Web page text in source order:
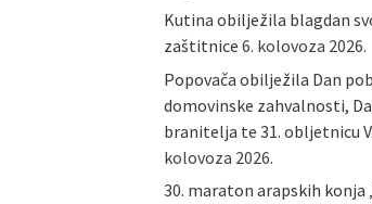
Kutina obilježila blagdan
zaštitnice 6. kolovoza 2026.
Popovača obilježila Dan
domovinske zahvalnosti,
branitelja te 31. obljetnicu
kolovoza 2026.
30. maraton arapskih konja